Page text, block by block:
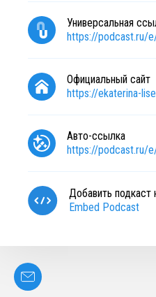
Универсальная
https://podcast.ru/
Официальный сайт
https://ekaterina-
Авто-ссылка
https://podcast.ru/
Добавить подкаст
Embed Podcast